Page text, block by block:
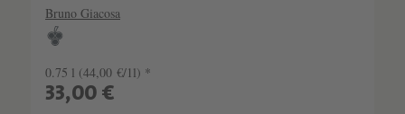
Bruno Giacosa
0.75 l (44,00 €/1l) *
33,00 €